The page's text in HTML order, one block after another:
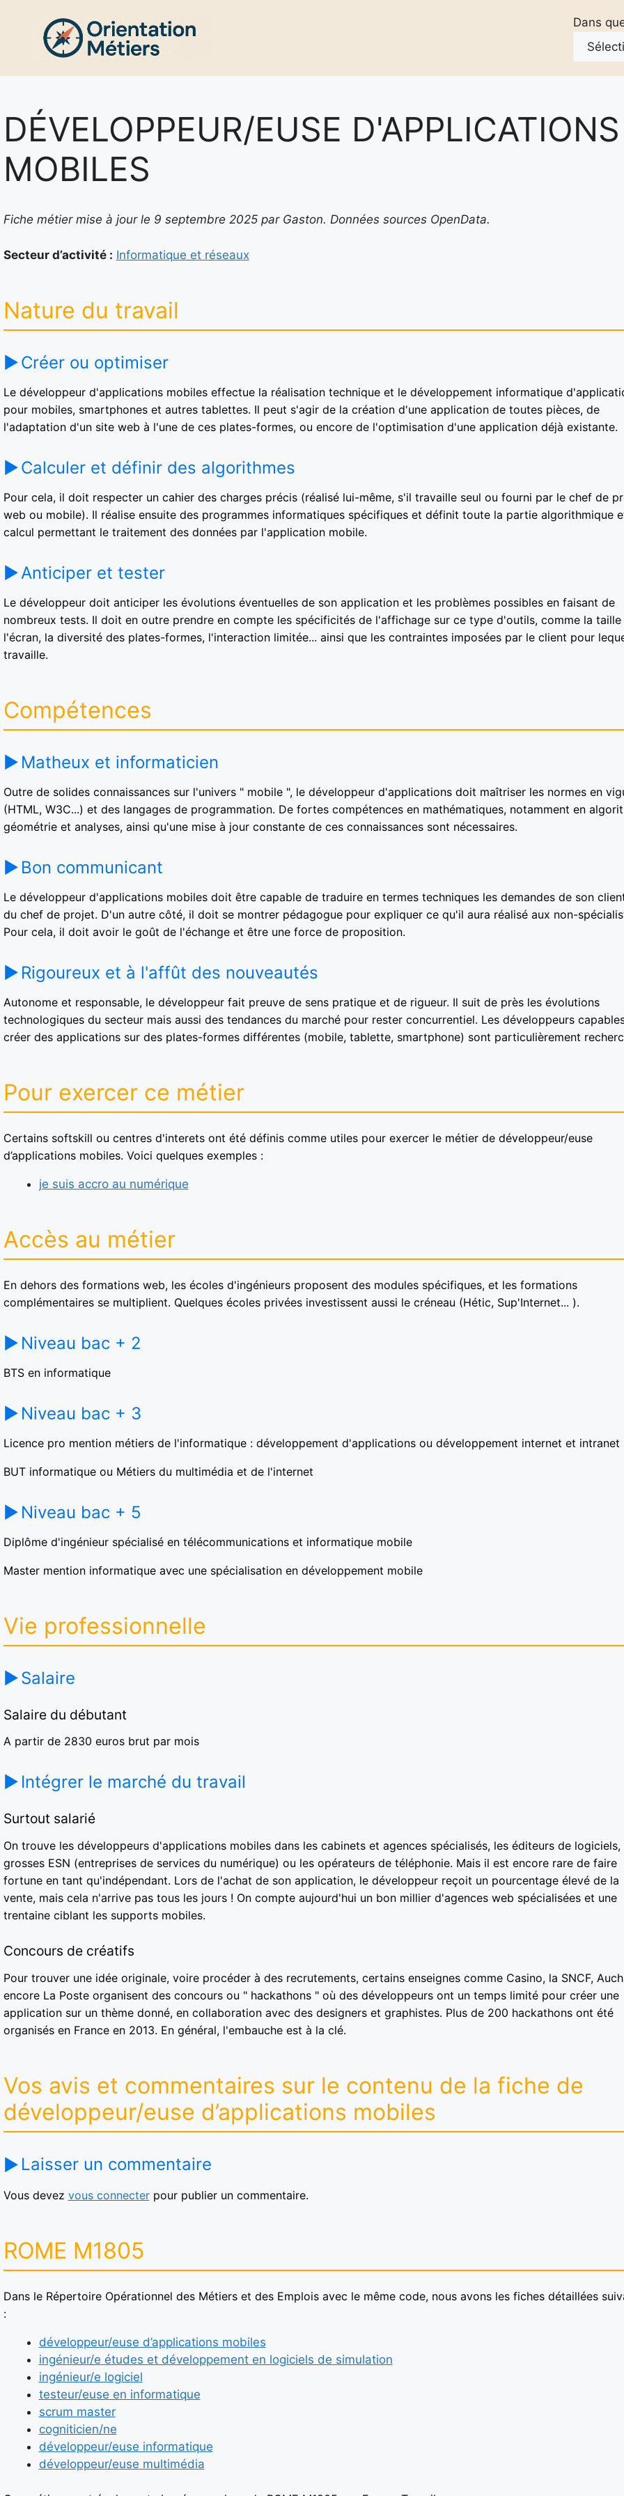
contenu
Dans
DÉVELOPPEUR/EUSE D'APPLICATIONS
MOBILES
Fiche métier mise à jour le 9 septembre 2025 par Gaston. Données sources OpenData.
Secteur d’activité : Informatique et réseaux
Nature du travail
Créer ou optimiser
Le développeur d'applications mobiles effectue la réalisation technique et le développement informatique
pour mobiles, smartphones et autres tablettes. Il peut s'agir de la création d'une application de toutes pièces, de
l'adaptation d'un site web à l'une de ces plates-formes, ou encore de l'optimisation d'une application déjà existante.
Calculer et définir des algorithmes
Pour cela, il doit respecter un cahier des charges précis (réalisé lui-même, s'il travaille seul ou fourni par le chef de
web ou mobile). Il réalise ensuite des programmes informatiques spécifiques et définit toute la partie algorithmique
calcul permettant le traitement des données par l'application mobile.
Anticiper et tester
Le développeur doit anticiper les évolutions éventuelles de son application et les problèmes possibles en faisant de
nombreux tests. Il doit en outre prendre en compte les spécificités de l'affichage sur ce type d'outils, comme la taille
l'écran, la diversité des plates-formes, l'interaction limitée... ainsi que les contraintes imposées par le client pour
travaille.
Compétences
Matheux et informaticien
Outre de solides connaissances sur l'univers " mobile ", le développeur d'applications doit maîtriser les normes en
(HTML, W3C...) et des langages de programmation. De fortes compétences en mathématiques, notamment en
géométrie et analyses, ainsi qu'une mise à jour constante de ces connaissances sont nécessaires.
Bon communicant
Le développeur d'applications mobiles doit être capable de traduire en termes techniques les demandes de son
du chef de projet. D'un autre côté, il doit se montrer pédagogue pour expliquer ce qu'il aura réalisé aux non-
Pour cela, il doit avoir le goût de l'échange et être une force de proposition.
Rigoureux et à l'affût des nouveautés
Autonome et responsable, le développeur fait preuve de sens pratique et de rigueur. Il suit de près les évolutions
technologiques du secteur mais aussi des tendances du marché pour rester concurrentiel. Les développeurs
créer des applications sur des plates-formes différentes (mobile, tablette, smartphone) sont particulièrement
Pour exercer ce métier
Certains softskill ou centres d'interets ont été définis comme utiles pour exercer le métier de développeur/euse
d’applications mobiles. Voici quelques exemples :
je suis accro au numérique
Accès au métier
En dehors des formations web, les écoles d'ingénieurs proposent des modules spécifiques, et les formations
complémentaires se multiplient. Quelques écoles privées investissent aussi le créneau (Hétic, Sup'Internet... ).
Niveau bac + 2
BTS en informatique
Niveau bac + 3
Licence pro mention métiers de l'informatique : développement d'applications ou développement internet et intranet
BUT informatique ou Métiers du multimédia et de l'internet
Niveau bac + 5
Diplôme d'ingénieur spécialisé en télécommunications et informatique mobile
Master mention informatique avec une spécialisation en développement mobile
Vie professionnelle
Salaire
Salaire du débutant
A partir de 2830 euros brut par mois
Intégrer le marché du travail
Surtout salarié
On trouve les développeurs d'applications mobiles dans les cabinets et agences spécialisés, les éditeurs de logiciels,
grosses ESN (entreprises de services du numérique) ou les opérateurs de téléphonie. Mais il est encore rare de faire
fortune en tant qu'indépendant. Lors de l'achat de son application, le développeur reçoit un pourcentage élevé de la
vente, mais cela n'arrive pas tous les jours ! On compte aujourd'hui un bon millier d'agences web spécialisées et une
trentaine ciblant les supports mobiles.
Concours de créatifs
Pour trouver une idée originale, voire procéder à des recrutements, certains enseignes comme Casino, la SNCF,
encore La Poste organisent des concours ou " hackathons " où des développeurs ont un temps limité pour créer une
application sur un thème donné, en collaboration avec des designers et graphistes. Plus de 200 hackathons ont été
organisés en France en 2013. En général, l'embauche est à la clé.
Vos avis et commentaires sur le contenu de la fiche de
développeur/euse d’applications mobiles
Laisser un commentaire
Vous devez vous connecterpour publier un commentaire.
ROME M1805
Dans le Répertoire Opérationnel des Métiers et des Emplois avec le même code, nous avons les fiches détaillées
:
développeur/euse d’applications mobiles
ingénieur/e études et développement en logiciels de simulation
ingénieur/e logiciel
testeur/euse en informatique
scrum master
cogniticien/ne
développeur/euse informatique
développeur/euse multimédia